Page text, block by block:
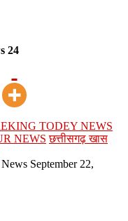
24
TODEY NEWS
NEWS छत्तीसगढ़ खास
Send
September 22,